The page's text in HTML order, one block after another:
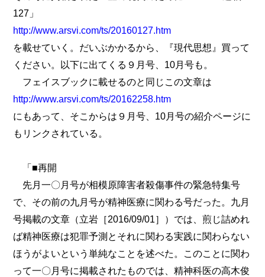
127」
http://www.arsvi.com/ts/20160127.htm
を載せていく。だいぶかかるから、『現代思想』買って
ください。以下に出てくる９月号、10月号も。
フェイスブックに載せるのと同じこの文章は
http://www.arsvi.com/ts/20162258.htm
にもあって、そこからは９月号、10月号の紹介ページに
もリンクされている。
「■再開
先月一〇月号が相模原障害者殺傷事件の緊急特集号
で、その前の九月号が精神医療に関わる号だった。九月
号掲載の文章（立岩［2016/09/01］）では、煎じ詰めれ
ば精神医療は犯罪予測とそれに関わる実践に関わらない
ほうがよいという単純なことを述べた。このことに関わ
って一〇月号に掲載されたものでは、精神科医の高木俊